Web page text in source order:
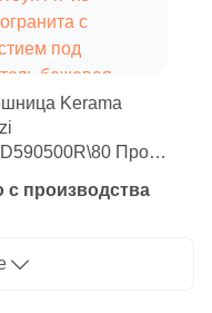
Kerama
Про
с
(для раковин,
с производства